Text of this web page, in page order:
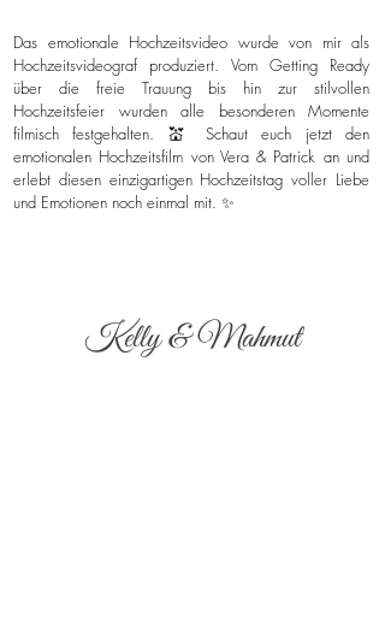
Das emotionale Hochzeitsvideo wurde von mir als
Hochzeitsvideograf produziert. Vom Getting Ready
über die freie Trauung bis hin zur stilvollen
Hochzeitsfeier wurden alle besonderen Momente
filmisch festgehalten. 💒 Schaut euch jetzt den
emotionalen Hochzeitsfilm von Vera & Patrick an und
erlebt diesen einzigartigen Hochzeitstag voller Liebe
und Emotionen noch einmal mit. ✨
Kelly & Mahmut